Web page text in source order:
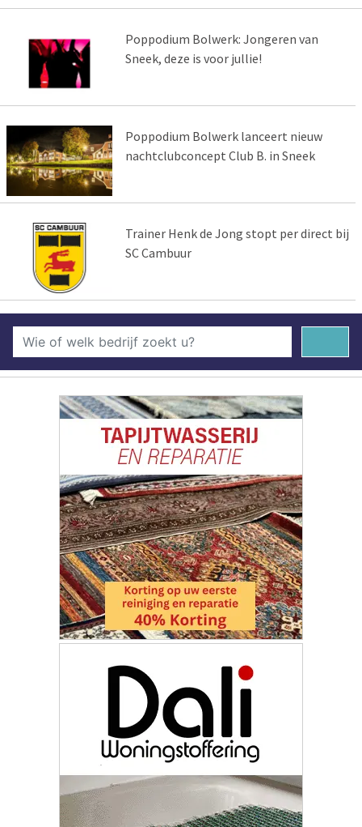
Poppodium Bolwerk: Jongeren van
Sneek, deze is voor jullie!
Poppodium Bolwerk lanceert nieuw
nachtclubconcept Club B. in Sneek
Trainer Henk de Jong stopt per direct bij
SC Cambuur